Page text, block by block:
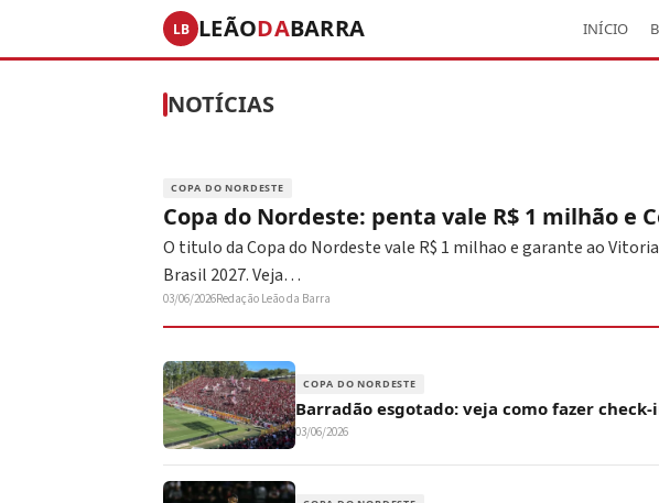
LB LEÃODABARRA INÍCIO
NOTÍCIAS
COPA DO NORDESTE
Copa do Nordeste: penta vale R$ 1 milhão e
O titulo da Copa do Nordeste vale R$ 1 milhao e garante ao
Brasil 2027. Veja…
03/06/2026Redação Leão da Barra
COPA DO NORDESTE
Barradão esgotado: veja como fazer
03/06/2026